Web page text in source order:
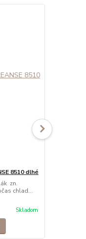
8510 dlhé
zn.
chlad...
Skladom